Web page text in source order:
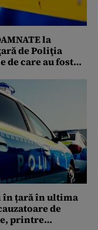
la
de Poliţia
de care au fost
în țară în ultima
de
printre